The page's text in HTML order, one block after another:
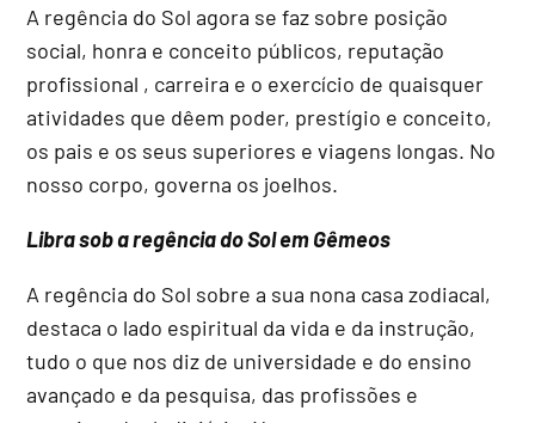
A regência do Sol agora se faz sobre posição
social, honra e conceito públicos, reputação
profissional , carreira e o exercício de quaisquer
atividades que dêem poder, prestígio e conceito,
os pais e os seus superiores e viagens longas. No
nosso corpo, governa os joelhos.
Libra sob a regência do Sol em Gêmeos
A regência do Sol sobre a sua nona casa zodiacal,
destaca o lado espiritual da vida e da instrução,
tudo o que nos diz de universidade e do ensino
avançado e da pesquisa, das profissões e